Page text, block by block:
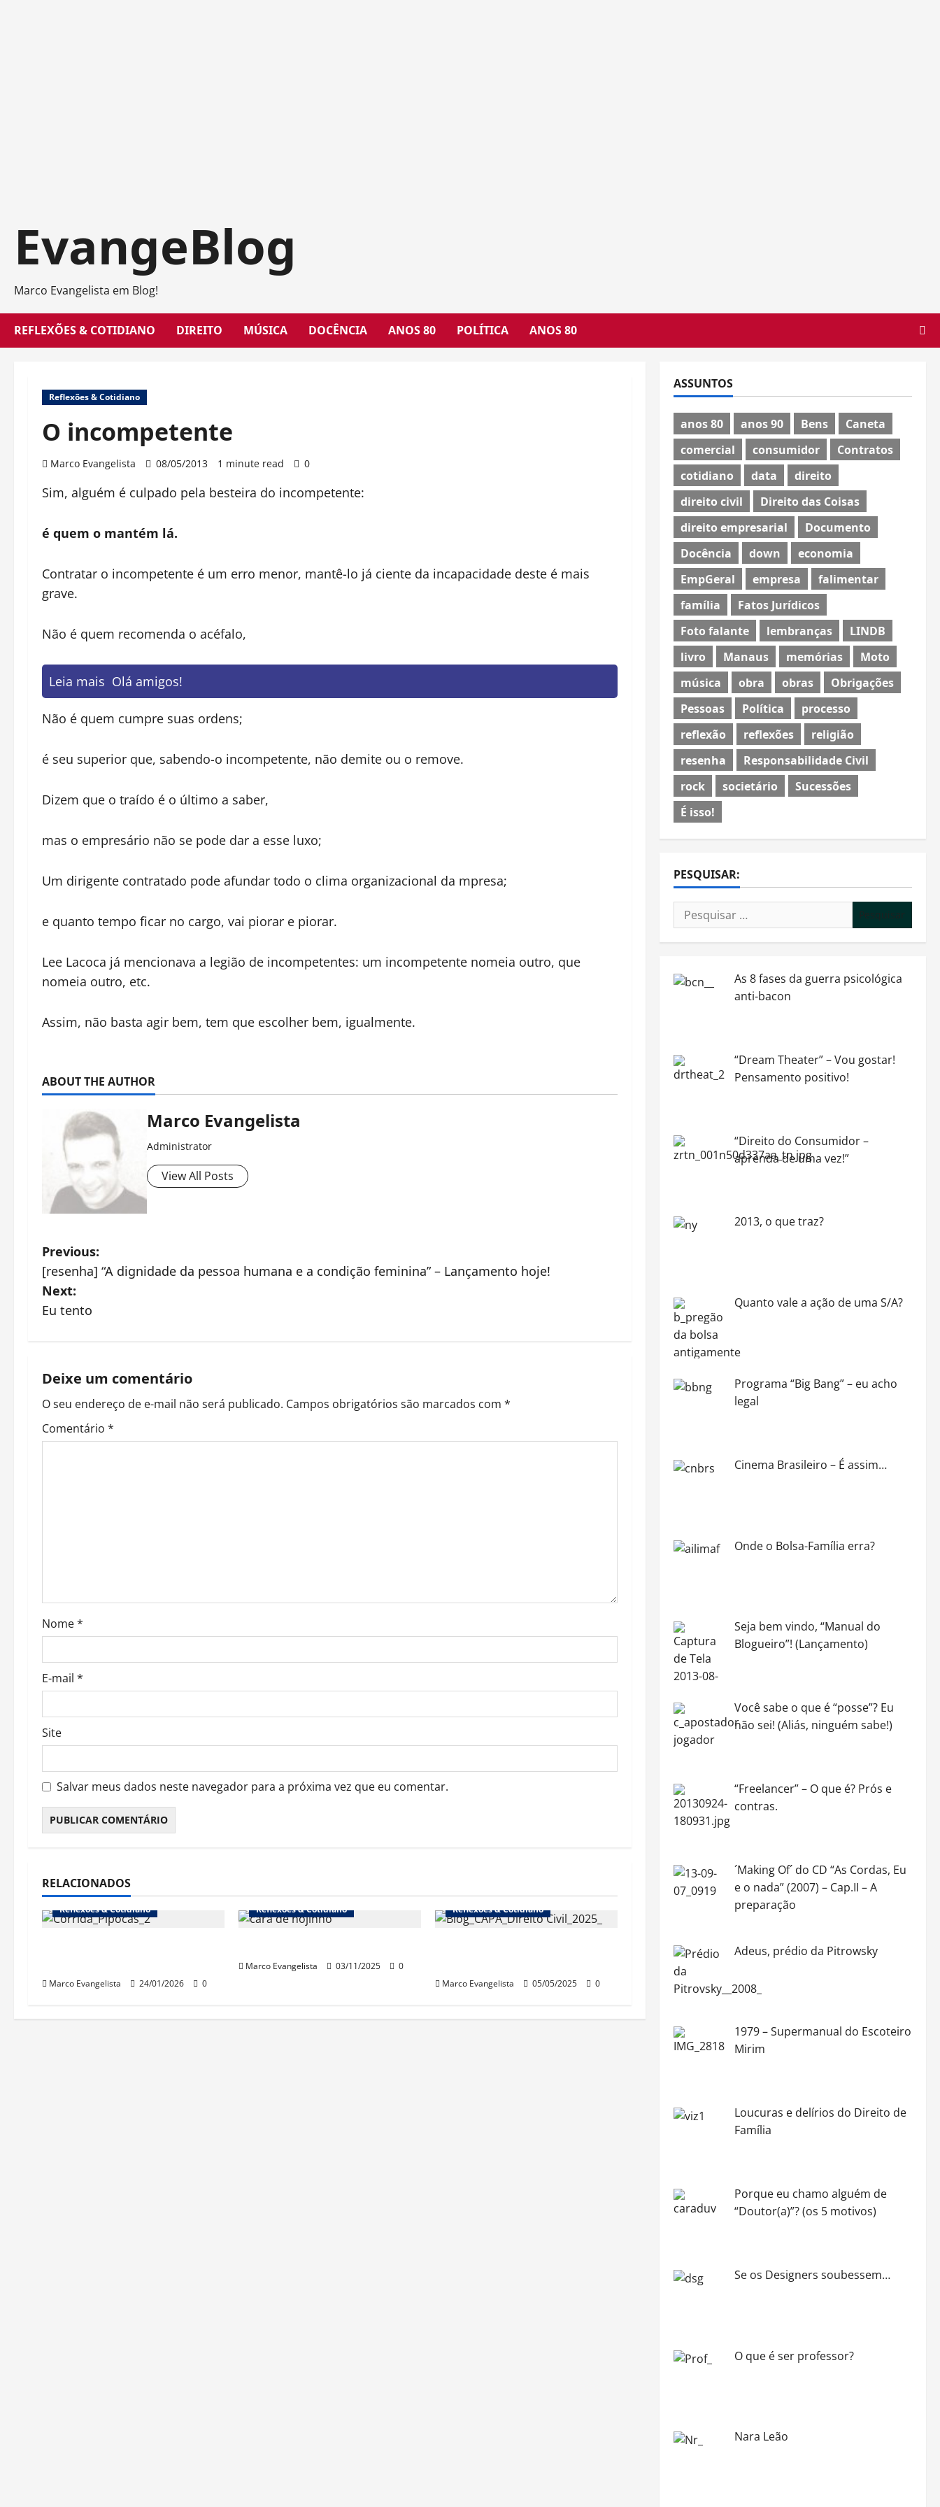
contentEvangeBlog
Marco Evangelista em Blog!
REFLEXÕES & COTIDIANO DIREITO MÚSICA DOCÊNCIA ANOS 80 POLÍTICA ANOS 80
Reflexões & Cotidiano
O incompetente
Marco Evangelista 08/05/2013 1 minute read 0
Sim, alguém é culpado pela besteira do incompetente:
é quem o mantém lá.
Contratar o incompetente é um erro menor, mantê-lo já ciente da incapacidade deste é mais
grave.
Não é quem recomenda o acéfalo,
Leia mais Olá amigos!
Não é quem cumpre suas ordens;
é seu superior que, sabendo-o incompetente, não demite ou o remove.
Dizem que o traído é o último a saber,
mas o empresário não se pode dar a esse luxo;
Um dirigente contratado pode afundar todo o clima organizacional da mpresa;
e quanto tempo ficar no cargo, vai piorar e piorar.
Lee Lacoca já mencionava a legião de incompetentes: um incompetente nomeia outro, que
nomeia outro, etc.
Assim, não basta agir bem, tem que escolher bem, igualmente.
ABOUT THE AUTHOR
Marco Evangelista
Administrator
View All Posts
P
o
s
n
a
v
o
n
Previous:
[resenha] “A dignidade da pessoa humana e a condição feminina” – Lançamento hoje!
Next:
Eu tento
Deixe um comentário
O seu endereço de e-mail não será publicado. Campos obrigatórios são marcados com *
Comentário *
Nome*
E-mail *
Site
Salvar meus dados neste navegador para a próxima vez que eu comentar.
RELACIONADOS
Reflexões & Cotidiano
Marco Evangelista 24/01/2026 0
Reflexões & Cotidiano
Marco Evangelista 03/11/2025 0
Reflexões & Cotidiano
Marco Evangelista 05/05/2025 0
ASSUNTOS
anos 80 anos 90 Bens
Caneta
comercial
consumidor
Contratos
cotidiano
data
direito
direito civil
Direito das Coisas
direito empresarial
Documento
Docência
down
economia
EmpGeral
empresa
falimentar
família
Fatos Jurídicos
Foto falante
lembranças
LINDB
livro
Manaus memórias
Moto
música
obra obras
Obrigações
Pessoas
Política
processo
reflexão
reflexões
religião
resenha
Responsabilidade Civil
rock
societário
Sucessões
É isso!
PESQUISAR:
Pesquisar
por:
As 8 fases da guerra psicológica
anti-bacon
“Dream Theater” – Vou gostar!
Pensamento positivo!
“Direito do Consumidor –
aprenda de uma vez!”
2013, o que traz?
Quanto vale a ação de uma S/A?
Programa “Big Bang” – eu acho
legal
Cinema Brasileiro – É assim…
Onde o Bolsa-Família erra?
Seja bem vindo, “Manual do
Blogueiro”! (Lançamento)
Você sabe o que é “posse”? Eu
não sei! (Aliás, ninguém sabe!)
“Freelancer” – O que é? Prós e
contras.
´Making Of´ do CD “As Cordas, Eu
e o nada” (2007) – Cap.II – A
preparação
Adeus, prédio da Pitrowsky
1979 – Supermanual do Escoteiro
Mirim
Loucuras e delírios do Direito de
Família
Porque eu chamo alguém de
“Doutor(a)”? (os 5 motivos)
Se os Designers soubessem…
O que é ser professor?
Nara Leão